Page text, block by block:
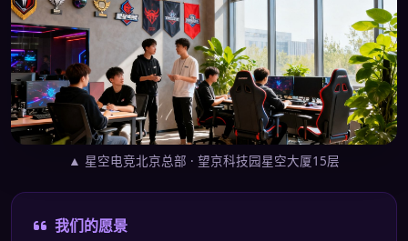
▲ 星空电竞北京总部 · 望京科技园星空大厦15层
我们的愿景